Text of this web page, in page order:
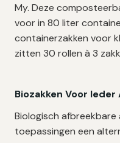
My. Deze
voor in 80 liter
containerzakken voor
zitten 30 rollen à 3
Biozakken Voor Ieder
Biologisch afbreekbare
toepassingen een